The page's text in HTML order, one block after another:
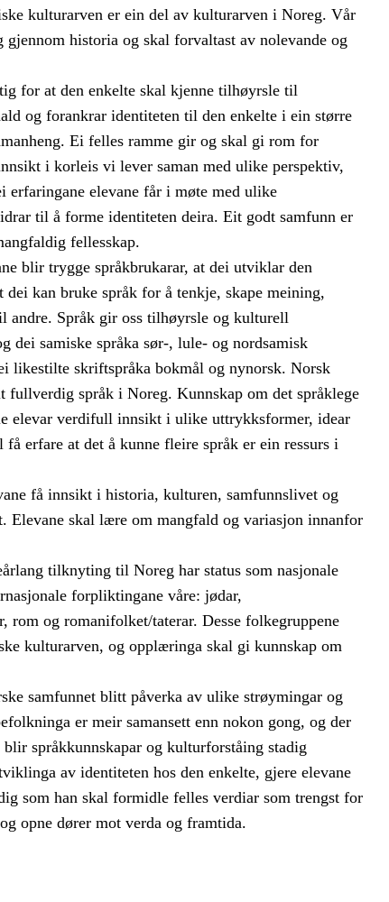
kulturarven er ein del av kulturarven i Noreg. Vår
historia og skal forvaltast av nolevande og
for at den enkelte skal kjenne tilhøyrsle til
og forankrar identiteten til den enkelte i ein større
Ei felles ramme gir og skal gi rom for
i korleis vi lever saman med ulike perspektiv,
erfaringane elevane får i møte med ulike
til å forme identiteten deira. Eit godt samfunn er
fellesskap.
blir trygge språkbrukarar, at dei utviklar den
dei kan bruke språk for å tenkje, skape meining,
andre. Språk gir oss tilhøyrsle og kulturell
dei samiske språka sør-, lule- og nordsamisk
likestilte skriftspråka bokmål og nynorsk. Norsk
fullverdig språk i Noreg. Kunnskap om det språklege
elevar verdifull innsikt i ulike uttrykksformer, idear
erfare at det å kunne fleire språk er ein ressurs i
få innsikt i historia, kulturen, samfunnslivet og
Elevane skal lære om mangfald og variasjon innanfor
tilknyting til Noreg har status som nasjonale
forpliktingane våre: jødar,
rom og romanifolket/taterar. Desse folkegruppene
kulturarven, og opplæringa skal gi kunnskap om
samfunnet blitt påverka av ulike strøymingar og
er meir samansett enn nokon gong, og der
språkkunnskapar og kulturforståing stadig
av identiteten hos den enkelte, gjere elevane
som han skal formidle felles verdiar som trengst for
opne dører mot verda og framtida.